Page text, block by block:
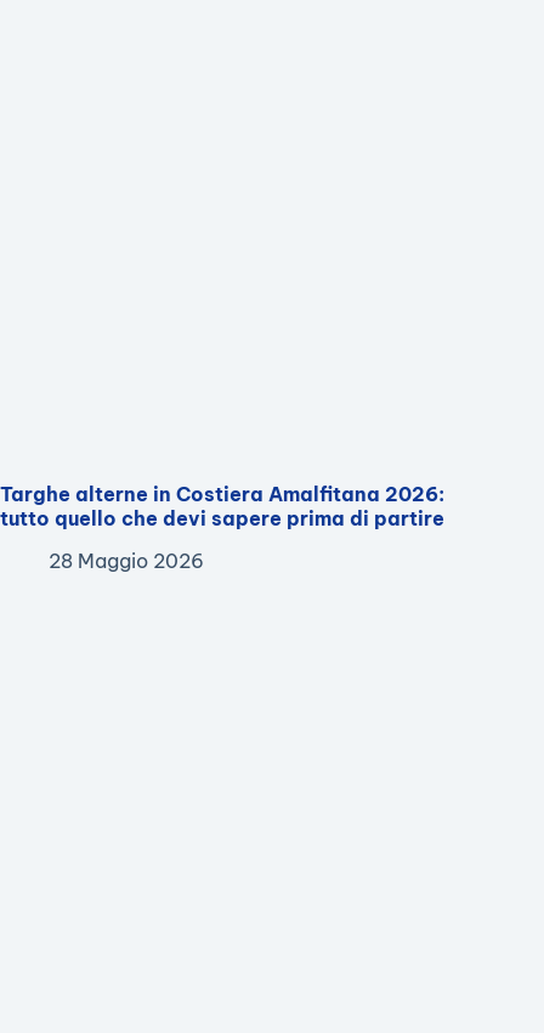
Targhe alterne in Costiera Amalfitana 2026:
tutto quello che devi sapere prima di partire
28 Maggio 2026